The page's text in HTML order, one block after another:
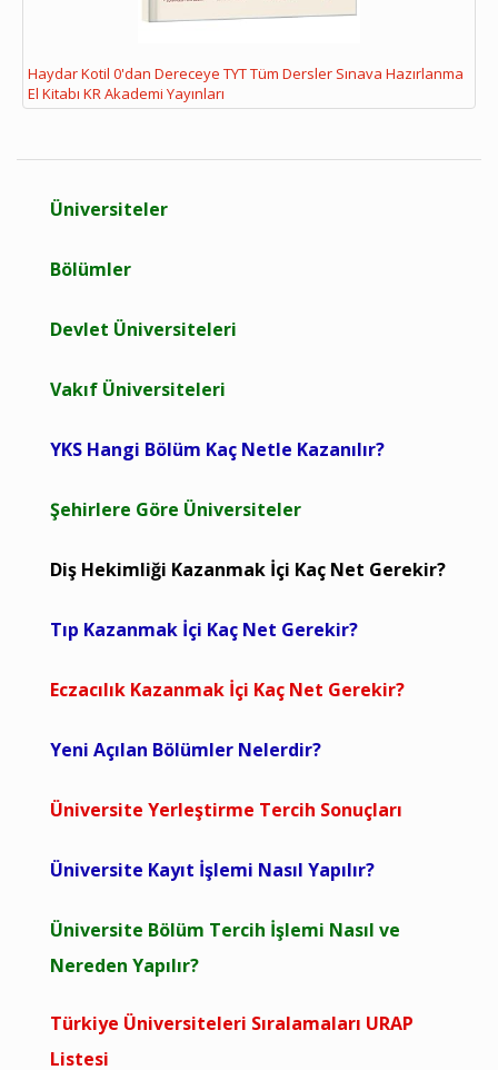
Haydar Kotil 0'dan Dereceye TYT Tüm Dersler Sınava Hazırlanma
El Kitabı KR Akademi Yayınları
Üniversiteler
Bölümler
Devlet Üniversiteleri
Vakıf Üniversiteleri
YKS Hangi Bölüm Kaç Netle Kazanılır?
Şehirlere Göre Üniversiteler
Diş Hekimliği Kazanmak İçi Kaç Net Gerekir?
Tıp Kazanmak İçi Kaç Net Gerekir?
Eczacılık Kazanmak İçi Kaç Net Gerekir?
Yeni Açılan Bölümler Nelerdir?
Üniversite Yerleştirme Tercih Sonuçları
Üniversite Kayıt İşlemi Nasıl Yapılır?
Üniversite Bölüm Tercih İşlemi Nasıl ve
Nereden Yapılır?
Türkiye Üniversiteleri Sıralamaları URAP
Listesi